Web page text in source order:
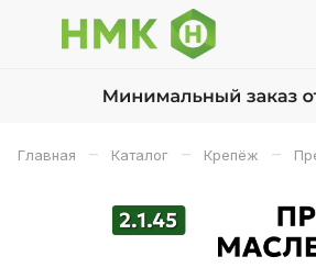
Главная – Каталог – Крепёж –